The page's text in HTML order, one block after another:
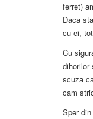
ferret)
Daca
cu ei,
Cu
dihorilor
scuza
cam
Sper